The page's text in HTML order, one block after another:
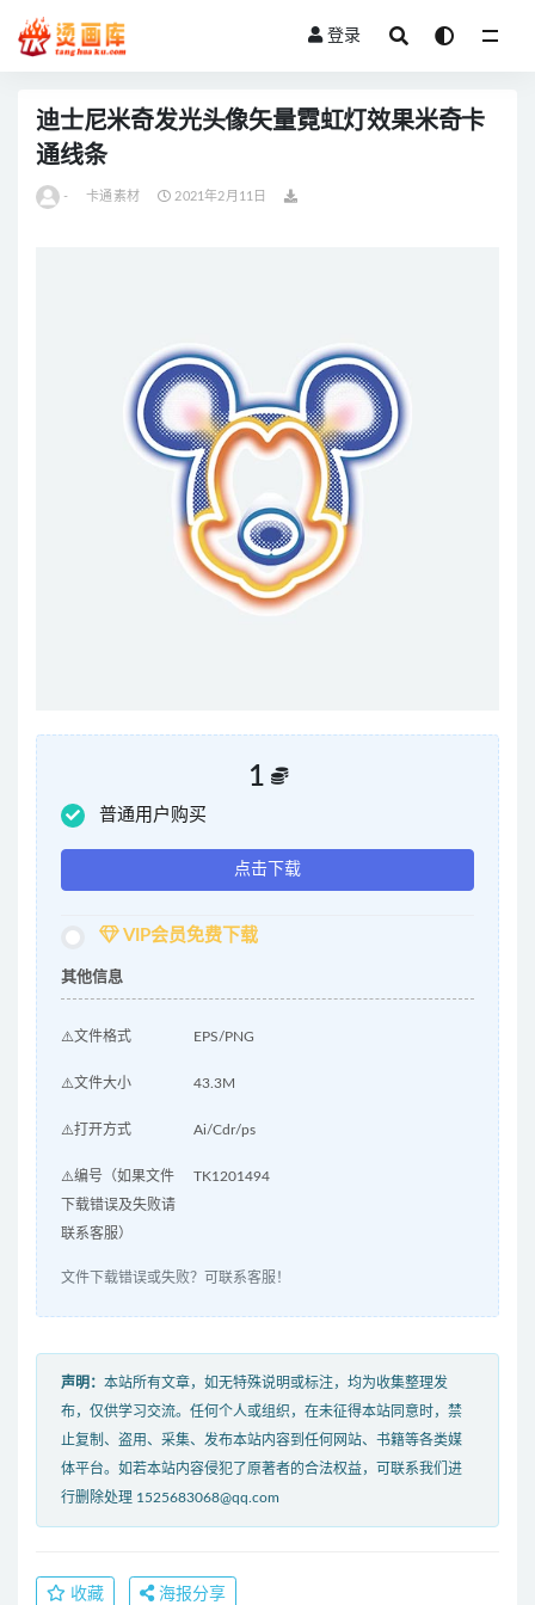
登录
迪士尼米奇发光头像矢量霓虹灯效果米奇卡
通线条
- 卡通素材 2021年2月11日
1
普通用户购买
点击下载
VIP会员免费下载
其他信息
⚠️文件格式 EPS/PNG
⚠️文件大小 43.3M
⚠️打开方式 Ai/Cdr/ps
⚠️编号（如果文件
下载错误及失败请
联系客服）
TK1201494
文件下载错误或失败？可联系客服！
声明： 本站所有文章，如无特殊说明或标注，均为收集整理发
布，仅供学习交流。任何个人或组织，在未征得本站同意时，禁
止复制、盗用、采集、发布本站内容到任何网站、书籍等各类媒
体平台。如若本站内容侵犯了原著者的合法权益，可联系我们进
行删除处理 1525683068@qq.com
收藏 海报分享